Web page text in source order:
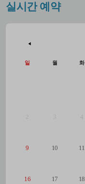
실시간 예약
◀
일 월 화
2 3
9 10 11
16 17 18